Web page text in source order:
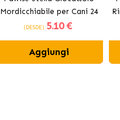
Mordicchiabile per Cani 24
cm
(DESDE) 5.10 €
Aggiungi